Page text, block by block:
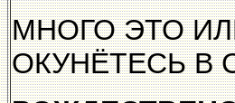
МНОГО ЭТО
ОКУНЁТЕСЬ В